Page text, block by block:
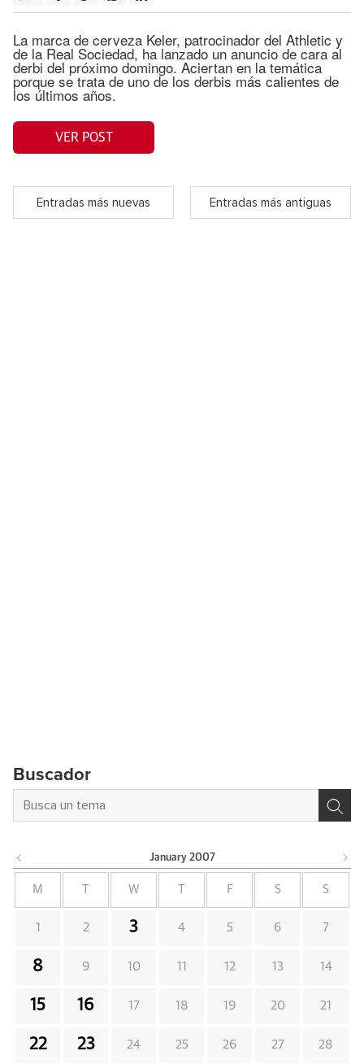
La marca de cerveza Keler, patrocinador del Athletic y
de la Real Sociedad, ha lanzado un anuncio de cara al
derbi del próximo domingo. Aciertan en la temática
porque se trata de uno de los derbis más calientes de
los últimos años.
VER POST
Entradas más nuevas Entradas más antiguas
Buscador
January 2007
M W F S S
1 2 3 4 5 6 7
8 9 10 11 12 13 14
15 16 17 18 19 20 21
22 23 24 25 26 27 28